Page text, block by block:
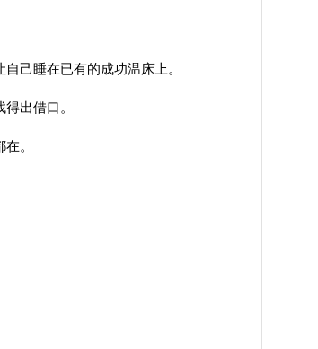
己睡在已有的成功温床上。
出借口。
。